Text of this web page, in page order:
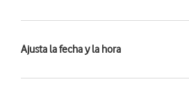
Ajusta la fecha y la hora